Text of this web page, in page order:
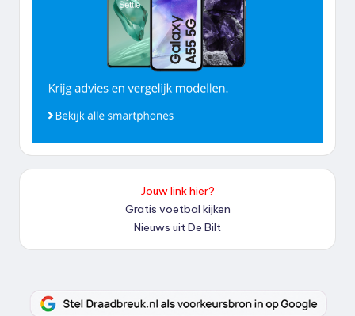
Jouw link hier?
Gratis voetbal kijken
Nieuws uit De Bilt